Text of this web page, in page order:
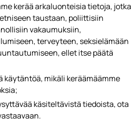
kerää arkaluonteisia tietoja, jotka
taustaan, poliittisiin
vakaumuksiin,
terveyteen, seksielämään
ellet itse päätä
käytäntöä, mikäli keräämäämme
käsiteltävistä tiedoista, ota